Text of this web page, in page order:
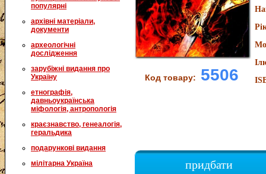
популярні
архівні матеріали,
документи
археологічні
дослідження
зарубіжні видання про
Україну
етнографія,
давньоукраїнська
міфологія, антропологія
краєзнавство, генеалогія,
геральдика
подарункові видання
мілітарна Україна
Код товару: 5506
придбати